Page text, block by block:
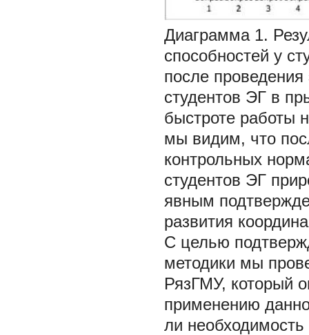
Диаграмма 1.
способностей у
после проведения
студентов ЭГ в
быстроте работы
мы видим, что
контрольных
студентов ЭГ
явным
развития
С целью
методики мы
РязГМУ, который
применению
ли